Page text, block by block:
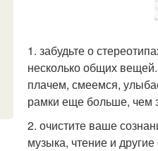
1. забудьте о
несколько общих
плачем, смеемся,
рамки еще больше, чем
2. очистите ваше
музыка, чтение и